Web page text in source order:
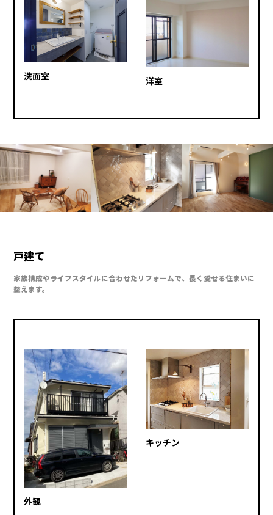
洗面室 洋室
戸建て
家族構成やライフスタイルに合わせたリフォームで、長く愛せる住まいに
整えます。
外観
キッチン